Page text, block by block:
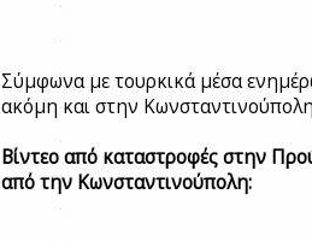
Σύμφωνα με τουρκικά μέσα
ακόμη και στην
Βίντεο από καταστροφές στην
από την Κωνσταντινούπολη: